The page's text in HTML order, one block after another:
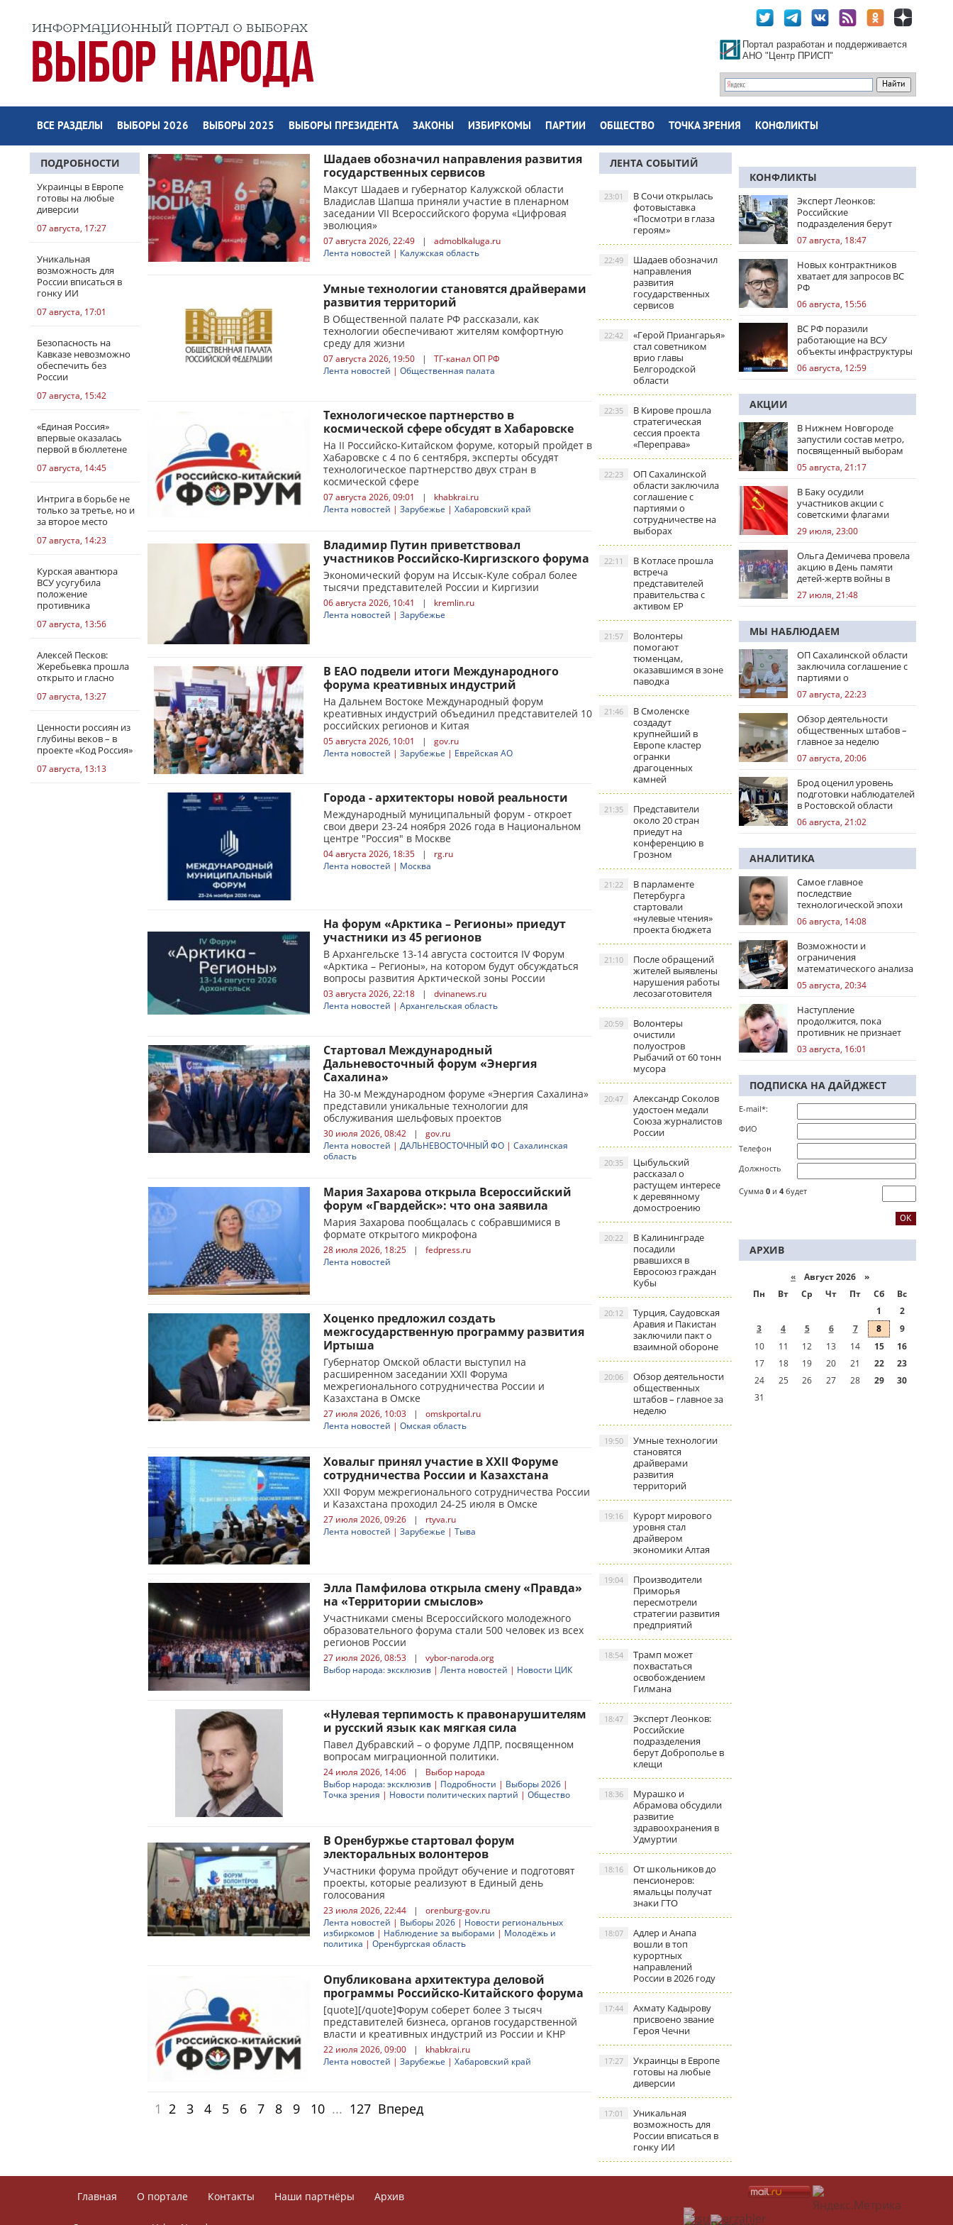
Портал разработан и поддерживается
АНО "Центр ПРИСП"
ВСЕ РАЗДЕЛЫ ВЫБОРЫ 2026 ВЫБОРЫ 2025 ВЫБОРЫ ПРЕЗИДЕНТА ЗАКОНЫ ИЗБИРКОМЫ ПАРТИИ ОБЩЕСТВО ТОЧКА ЗРЕНИЯ КОНФЛИКТЫ
ПОДРОБНОСТИ
Украинцы в Европе
готовы на любые
диверсии
07 августа, 17:27
Уникальная
возможность для
России вписаться в
гонку ИИ
07 августа, 17:01
Безопасность на
Кавказе невозможно
обеспечить без
России
07 августа, 15:42
«Единая Россия»
впервые оказалась
первой в бюллетене
07 августа, 14:45
Интрига в борьбе не
только за третье, но и
за второе место
07 августа, 14:23
Курская авантюра
ВСУ усугубила
положение
противника
07 августа, 13:56
Алексей Песков:
Жеребьевка прошла
открыто и гласно
07 августа, 13:27
Ценности россиян из
глубины веков – в
проекте «Код Россия»
07 августа, 13:13
Шадаев обозначил направления развития
государственных сервисов
Максут Шадаев и губернатор Калужской области
Владислав Шапша приняли участие в пленарном
заседании VII Всероссийского форума «Цифровая
эволюция»
07 августа 2026, 22:49 |
admoblkaluga.ru
Лента новостей | Калужская область
Умные технологии становятся драйверами
развития территорий
В Общественной палате РФ рассказали, как
технологии обеспечивают жителям комфортную
среду для жизни
07 августа 2026, 19:50 |
ТГ-канал ОП РФ
Лента новостей | Общественная палата
Технологическое партнерство в
космической сфере обсудят в Хабаровске
На II Российско-Китайском форуме, который пройдет в
Хабаровске с 4 по 6 сентября, эксперты обсудят
технологическое партнерство двух стран в
космической сфере
07 августа 2026, 09:01 |
khabkrai.ru
Лента новостей | Зарубежье | Хабаровский край
Владимир Путин приветствовал
участников Российско-Киргизского форума
Экономический форум на Иссык-Куле собрал более
тысячи представителей России и Киргизии
06 августа 2026, 10:41 |
kremlin.ru
Лента новостей | Зарубежье
В ЕАО подвели итоги Международного
форума креативных индустрий
На Дальнем Востоке Международный форум
креативных индустрий объединил представителей 10
российских регионов и Китая
05 августа 2026, 10:01 |
gov.ru
Лента новостей | Зарубежье | Еврейская АО
Города - архитекторы новой реальности
Международный муниципальный форум - откроет
свои двери 23-24 ноября 2026 года в Национальном
центре "Россия" в Москве
04 августа 2026, 18:35 |
rg.ru
Лента новостей | Москва
На форум «Арктика – Регионы» приедут
участники из 45 регионов
В Архангельске 13-14 августа состоится IV Форум
«Арктика – Регионы», на котором будут обсуждаться
вопросы развития Арктической зоны России
03 августа 2026, 22:18 |
dvinanews.ru
Лента новостей | Архангельская область
Стартовал Международный
Дальневосточный форум «Энергия
Сахалина»
На 30-м Международном форуме «Энергия Сахалина»
представили уникальные технологии для
обслуживания шельфовых проектов
30 июля 2026, 08:42 |
gov.ru
Лента новостей | ДАЛЬНЕВОСТОЧНЫЙ ФО | Сахалинская
область
Мария Захарова открыла Всероссийский
форум «Гвардейск»: что она заявила
Мария Захарова пообщалась с собравшимися в
формате открытого микрофона
28 июля 2026, 18:25 |
fedpress.ru
Лента новостей
Хоценко предложил создать
межгосударственную программу развития
Иртыша
Губернатор Омской области выступил на
расширенном заседании XXII Форума
межрегионального сотрудничества России и
Казахстана в Омске
27 июля 2026, 10:03 |
omskportal.ru
Лента новостей | Омская область
Ховалыг принял участие в XXII Форуме
сотрудничества России и Казахстана
XXII Форум межрегионального сотрудничества России
и Казахстана проходил 24-25 июля в Омске
27 июля 2026, 09:26 |
rtyva.ru
Лента новостей | Зарубежье | Тыва
Элла Памфилова открыла смену «Правда»
на «Территории смыслов»
Участниками смены Всероссийского молодежного
образовательного форума стали 500 человек из всех
регионов России
27 июля 2026, 08:53 |
vybor-naroda.org
Выбор народа: эксклюзив | Лента новостей | Новости ЦИК
«Нулевая терпимость к правонарушителям
и русский язык как мягкая сила
Павел Дубравский – о форуме ЛДПР, посвященном
вопросам миграционной политики.
24 июля 2026, 14:06 |
Выбор народа
Выбор народа: эксклюзив | Подробности | Выборы 2026 |
Точка зрения | Новости политических партий | Общество
В Оренбуржье стартовал форум
электоральных волонтеров
Участники форума пройдут обучение и подготовят
проекты, которые реализуют в Единый день
голосования
23 июля 2026, 22:44 |
orenburg-gov.ru
Лента новостей | Выборы 2026 | Новости региональных
избиркомов | Наблюдение за выборами | Молодёжь и
политика | Оренбургская область
Опубликована архитектура деловой
программы Российско-Китайского форума
[quote][/quote]Форум соберет более 3 тысяч
представителей бизнеса, органов государственной
власти и креативных индустрий из России и КНР
22 июля 2026, 09:00 |
khabkrai.ru
Лента новостей | Зарубежье | Хабаровский край
1 2 3 4 5 6 7 8 9 10 ... 127 Вперед
ЛЕНТА СОБЫТИЙ
В Сочи открылась
фотовыставка
«Посмотри в глаза
героям»
23:01
Шадаев обозначил
направления
развития
государственных
сервисов
22:49
«Герой Приангарья»
стал советником
врио главы
Белгородской
области
22:42
В Кирове прошла
стратегическая
сессия проекта
«Переправа»
22:35
ОП Сахалинской
области заключила
соглашение с
партиями о
сотрудничестве на
выборах
22:23
В Котласе прошла
встреча
представителей
правительства с
активом ЕР
22:11
Волонтеры
помогают
тюменцам,
оказавшимся в зоне
паводка
21:57
В Смоленске
создадут
крупнейший в
Европе кластер
огранки
драгоценных
камней
21:46
Представители
около 20 стран
приедут на
конференцию в
Грозном
21:35
В парламенте
Петербурга
стартовали
«нулевые чтения»
проекта бюджета
21:22
После обращений
жителей выявлены
нарушения работы
лесозаготовителя
21:10
Волонтеры
очистили
полуостров
Рыбачий от 60 тонн
мусора
20:59
Александр Соколов
удостоен медали
Союза журналистов
России
20:47
Цыбульский
рассказал о
растущем интересе
к деревянному
домостроению
20:35
В Калининграде
посадили
рвавшихся в
Евросоюз граждан
Кубы
20:22
Турция, Саудовская
Аравия и Пакистан
заключили пакт о
взаимной обороне
20:12
Обзор деятельности
общественных
штабов – главное за
неделю
20:06
Умные технологии
становятся
драйверами
развития
территорий
19:50
Курорт мирового
уровня стал
драйвером
экономики Алтая
19:16
Производители
Приморья
пересмотрели
стратегии развития
предприятий
19:04
Трамп может
похвастаться
освобождением
Гилмана
18:54
Эксперт Леонков:
Российские
подразделения
берут Доброполье в
клещи
18:47
Мурашко и
Абрамова обсудили
развитие
здравоохранения в
Удмуртии
18:36
От школьников до
пенсионеров:
ямальцы получат
знаки ГТО
18:16
Адлер и Анапа
вошли в топ
курортных
направлений
России в 2026 году
18:07
Ахмату Кадырову
присвоено звание
Героя Чечни
17:44
Украинцы в Европе
готовы на любые
диверсии
17:27
Уникальная
возможность для
России вписаться в
гонку ИИ
17:01
КОНФЛИКТЫ
Эксперт Леонков:
Российские
подразделения берут
Доброполье в клещи
07 августа, 18:47
Новых контрактников
хватает для запросов ВС
РФ
06 августа, 15:56
ВС РФ поразили
работающие на ВСУ
объекты инфраструктуры
и центры логистики
06 августа, 12:59
АКЦИИ
В Нижнем Новгороде
запустили состав метро,
посвященный выборам
05 августа, 21:17
В Баку осудили
участников акции с
советскими флагами
29 июля, 23:00
Ольга Демичева провела
акцию в День памяти
детей-жертв войны в
Донбассе
27 июля, 21:48
МЫ НАБЛЮДАЕМ
ОП Сахалинской области
заключила соглашение с
партиями о
сотрудничестве на
выборах
07 августа, 22:23
Обзор деятельности
общественных штабов –
главное за неделю
07 августа, 20:06
Брод оценил уровень
подготовки наблюдателей
в Ростовской области
06 августа, 21:02
АНАЛИТИКА
Самое главное
последствие
технологической эпохи
06 августа, 14:08
Возможности и
ограничения
математического анализа
избирательных кампаний
05 августа, 20:34
Наступление
продолжится, пока
противник не признает
стратегическое
поражение
03 августа, 16:01
ПОДПИСКА НА ДАЙДЖЕСТ
E-mail*:
ФИО
Телефон
Должность
Сумма 0 и 4 будет
АРХИВ
« Август 2026 »
Пн
Вт Ср Чт Пт Сб
Вс
1
2
3
4 5 6 7 8
9
10
11 12 13 14 15
16
17
18 19 20 21 22
23
24
25 26 27 28 29
30
31
Главная О портале Контакты Наши партнёры Архив